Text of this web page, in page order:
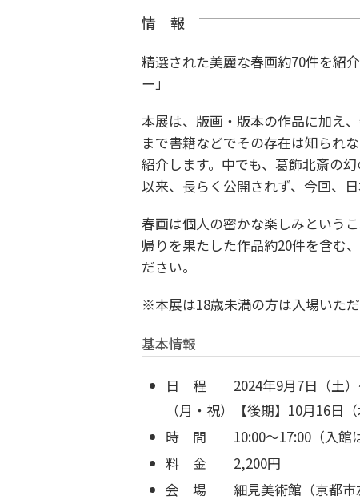
情 報
精選された美麗な春画約70件を紹
ー」
本展は、版画・版本の作品に加え
まで書籍などでその存在は知られ
紹介します。中でも、葛飾北斎の
以来、長らく公開されず、今回、
春画は個人の密かな楽しみという
帰りを果たした作品約20件を含む
ださい。
※本展は18歳未満の方は入場いただ
基本情報
日 程 2024年9月7日（土）
（月・祝）
【後期】10月16日
時 間 10:00～17:00（入館は
料 金 2,200円
会 場 細見美術館（京都市左